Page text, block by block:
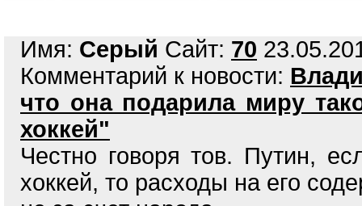
Имя: Серый Сайт: 70
Комментарий к новости:
что она подарила миру
хоккей"
Честно говоря тов. Путин,
хоккей, то расходы на его